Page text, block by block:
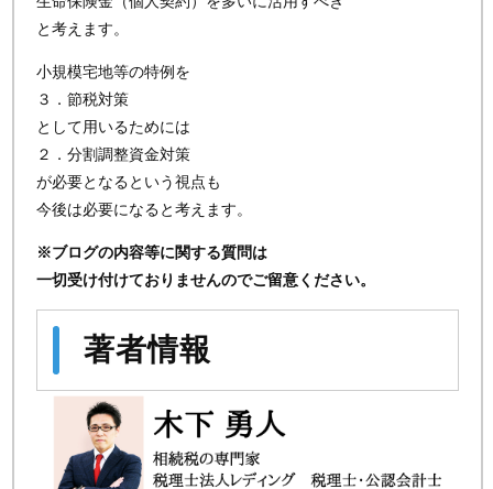
と考えます。
小規模宅地等の特例を
３．節税対策
として用いるためには
２．分割調整資金対策
が必要となるという視点も
今後は必要になると考えます。
※ブログの内容等に関する質問は
一切受け付けておりませんのでご留意ください。
著者情報